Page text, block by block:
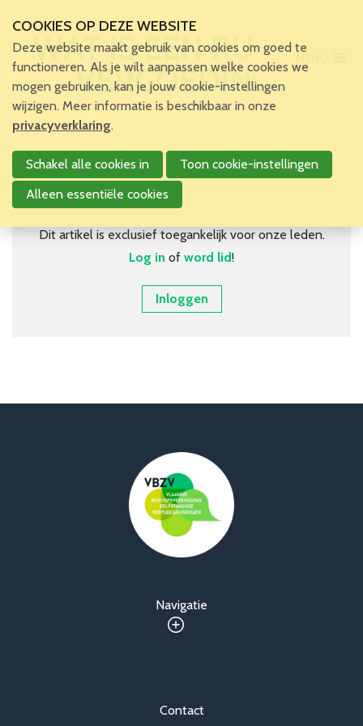
WAT IS EEN RURALE
VERGOEDING?
Dit artikel is exclusief toegankelijk voor onze leden.
Log in of word lid!
Inloggen
Navigatie
Contact
Main Menu
Home
Voor patiënten en zorgverleners
Verpleegkundigen
VBZV Helpcenter
Nieuws
Zoekertjes
Tijdschrift
Nuttige links
Navormingen
Account
COOKIES OP DEZE WEBSITE
Deze website maakt gebruik van cookies om goed te
functioneren. Als je wilt aanpassen welke cookies we
mogen gebruiken, kan je jouw cookie-instellingen
wijzigen. Meer informatie is beschikbaar in onze
privacyverklaring.
Schakel alle cookies in
Toon cookie-instellingen
Alleen essentiële cookies